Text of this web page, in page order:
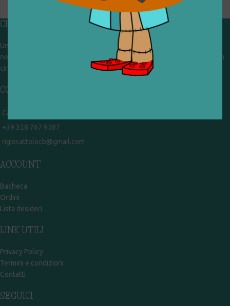
CHI SIAMO
Un gruppo di volontari che sognano di diventare un centro del riuso e
nel frattempo ricevono in dono giocattoli, li riparano e li reimmettono in
circolazione. Operiamo per un'economia civile, circolare e sostenibile.
CONTATTI
Campobasso - via Garibaldi 51
+39 328 767 9587
rigiocattolocb@gmail.com
ACCOUNT
Bacheca
Ordini
Lista desideri
LINK UTILI
Privacy Policy
Termini e condizioni
Contatti
SEGUICI